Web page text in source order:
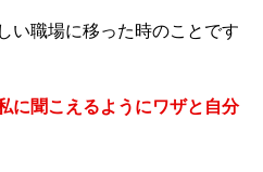
い職場に移った時のことです
に聞こえるようにワザと自分